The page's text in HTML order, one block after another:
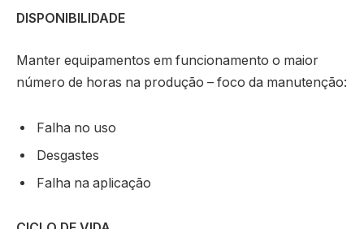
DISPONIBILIDADE
Manter equipamentos em funcionamento o maior
número de horas na produção – foco da manutenção:
Falha no uso
Desgastes
Falha na aplicação